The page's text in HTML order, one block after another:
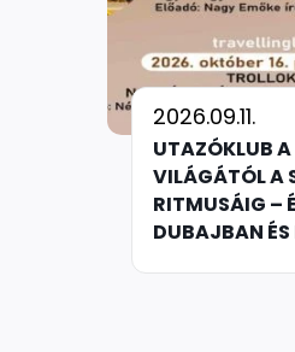
2026.09.11.
UTAZÓKLUB A
VILÁGÁTÓL A
RITMUSÁIG –
DUBAJBAN